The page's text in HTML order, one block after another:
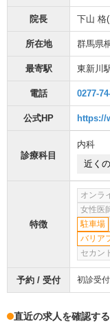
院長 下山 格
所在地 群馬県
最寄駅 東新川
電話 0277-
公式HP https://
診療科目
内科
近く
特徴
オンラ
女性医
駐車場
バリア
セカン
予約 / 受付 初診受付
直近の求人を確認する